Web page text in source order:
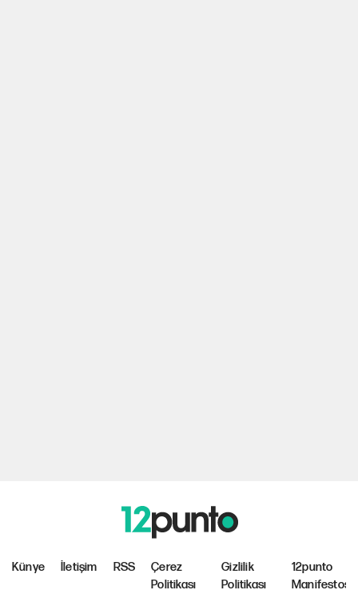
Künye İletişim RSS
Çerez
Politikası
Gizlilik
Politikası
12punto
Manifestosu